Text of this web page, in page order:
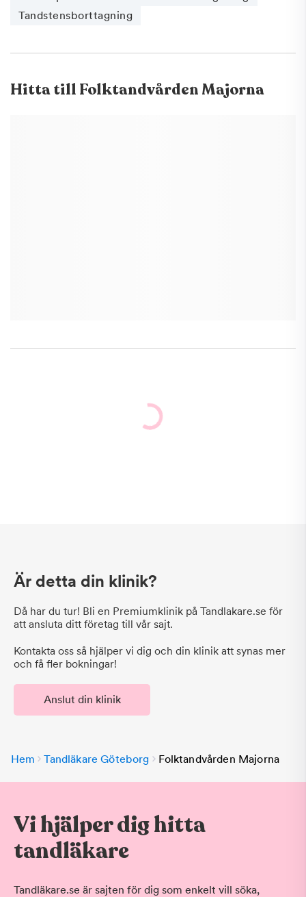
Tandstensborttagning
Hitta till Folktandvården Majorna
Är detta din klinik?
Då har du tur! Bli en Premiumklinik på Tandlakare.se för
att ansluta ditt företag till vår sajt.
Kontakta oss så hjälper vi dig och din klinik att synas mer
och få fler bokningar!
Anslut din klinik
Hem Tandläkare Göteborg Folktandvården Majorna
Vi hjälper dig hitta
tandläkare
Tandläkare.se är sajten för dig som enkelt vill söka,